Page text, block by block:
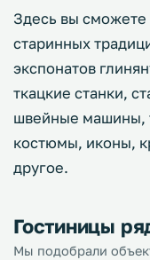
Здесь вы
старинных
экспонатов
ткацкие станки,
швейные машины,
костюмы, иконы,
другое.
Гостиницы
Мы подобрали